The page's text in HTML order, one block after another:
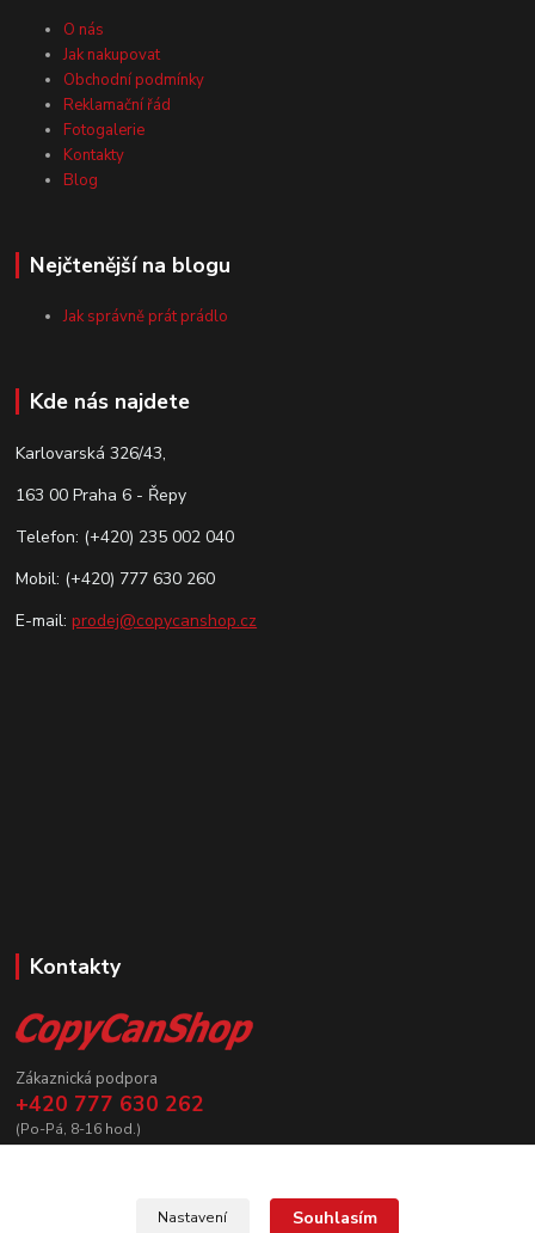
O nás
Jak nakupovat
Obchodní podmínky
Reklamační řád
Fotogalerie
Kontakty
Blog
Nejčtenější na blogu
Jak správně prát prádlo
Kde nás najdete
Karlovarská 326/43,
163 00 Praha 6 - Řepy
Telefon: (+420) 235 002 040
Mobil: (+420) 777 630 260
E-mail: prodej@copycanshop.cz
Kontakty
Zákaznická podpora
+420 777 630 262
(Po-Pá, 8-16 hod.)
Nastavení Souhlasím